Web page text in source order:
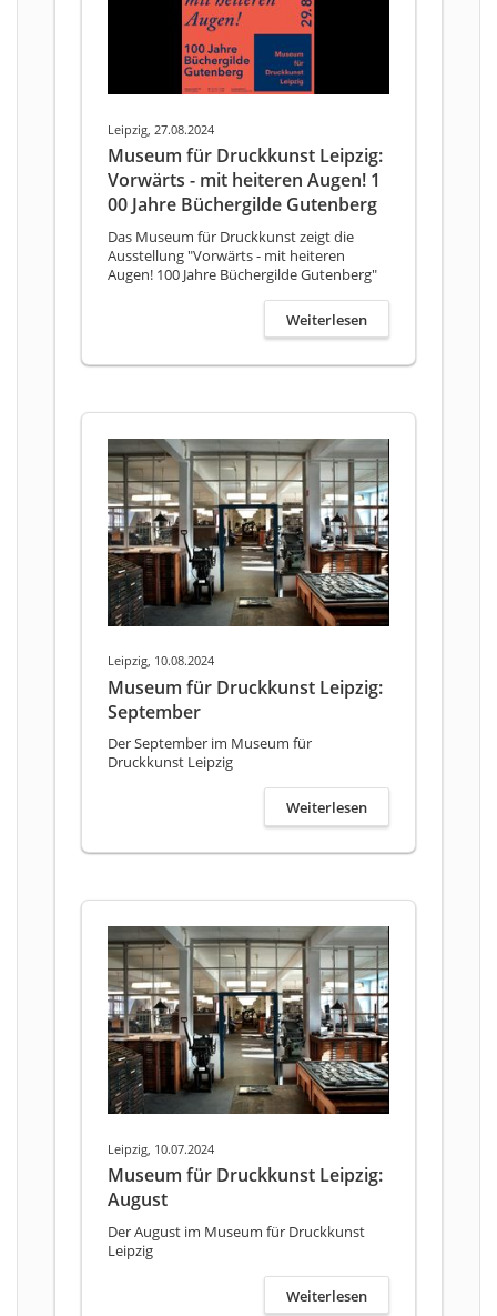
Leipzig, 27.08.2024
Museum für Druckkunst Leipzig:
Vorwärts - mit heiteren Augen! 1
00 Jahre Büchergilde Gutenberg
Das Museum für Druckkunst zeigt die
Ausstellung "Vorwärts - mit heiteren
Augen! 100 Jahre Büchergilde Gutenberg"
Weiterlesen
Leipzig, 10.08.2024
Museum für Druckkunst Leipzig:
September
Der September im Museum für
Druckkunst Leipzig
Weiterlesen
Leipzig, 10.07.2024
Museum für Druckkunst Leipzig:
August
Der August im Museum für Druckkunst
Leipzig
Weiterlesen